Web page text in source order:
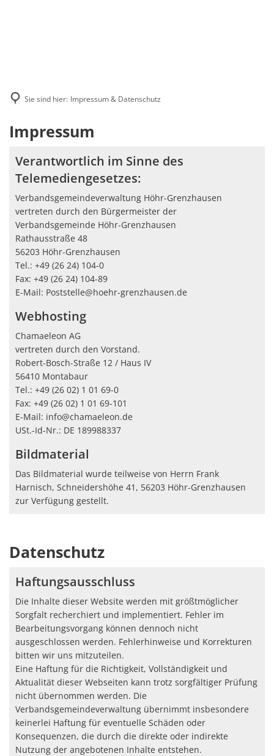
Sie sind hier: Impressum & Datenschutz
Impressum
Datenschutz
Impressum
Verantwortlich im Sinne des
Telemediengesetzes:
Verbandsgemeindeverwaltung Höhr-Grenzhausen
vertreten durch den Bürgermeister der
Verbandsgemeinde Höhr-Grenzhausen
Rathausstraße 48
56203 Höhr-Grenzhausen
Tel.: +49 (26 24) 104-0
Fax: +49 (26 24) 104-89
E-Mail: Poststelle@hoehr-grenzhausen.de
Webhosting
Chamaeleon AG
vertreten durch den Vorstand.
Robert-Bosch-Straße 12 / Haus IV
56410 Montabaur
Tel.: +49 (26 02) 1 01 69-0
Fax: +49 (26 02) 1 01 69-101
E-Mail: info@chamaeleon.de
USt.-Id-Nr.: DE 189988337
Bildmaterial
Das Bildmaterial wurde teilweise von Herrn Frank
Harnisch, Schneidershöhe 41, 56203 Höhr-Grenzhausen
zur Verfügung gestellt.
Datenschutz
Haftungsausschluss
Die Inhalte dieser Website werden mit größtmöglicher
Sorgfalt recherchiert und implementiert. Fehler im
Bearbeitungsvorgang können dennoch nicht
ausgeschlossen werden. Fehlerhinweise und Korrekturen
bitten wir uns mitzuteilen.
Eine Haftung für die Richtigkeit, Vollständigkeit und
Aktualität dieser Webseiten kann trotz sorgfältiger Prüfung
nicht übernommen werden. Die
Verbandsgemeindeverwaltung übernimmt insbesondere
keinerlei Haftung für eventuelle Schäden oder
Konsequenzen, die durch die direkte oder indirekte
Nutzung der angebotenen Inhalte entstehen.